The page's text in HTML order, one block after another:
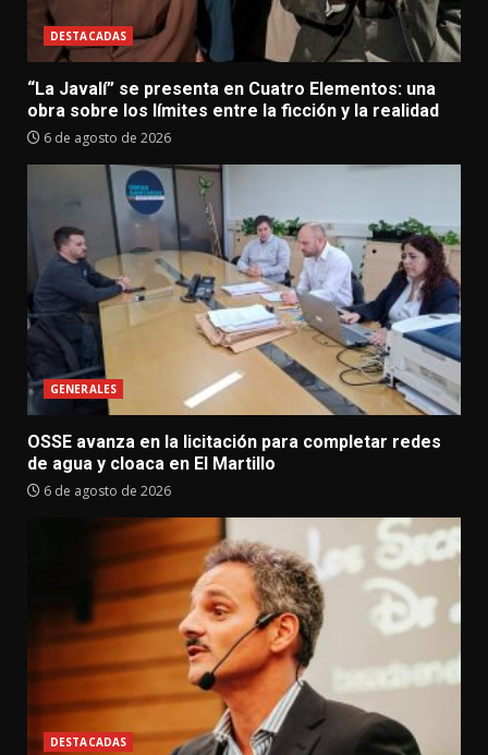
DESTACADAS
“La Javalí” se presenta en Cuatro Elementos: una
obra sobre los límites entre la ficción y la realidad
6 de agosto de 2026
GENERALES
OSSE avanza en la licitación para completar redes
de agua y cloaca en El Martillo
6 de agosto de 2026
DESTACADAS